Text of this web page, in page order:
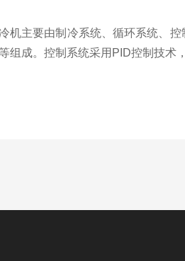
机主要由制冷系统、循环系统、
组成。控制系统采用PID控制技